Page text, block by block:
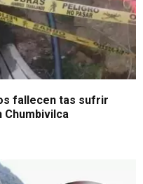
fallecen tas sufrir
Chumbivilca